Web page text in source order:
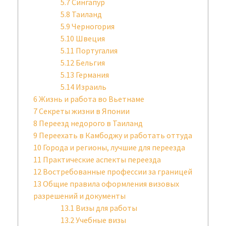
5.7Сингапур
5.8 Таиланд
5.9 Черногория
5.10 Швеция
5.11 Португалия
5.12 Бельгия
5.13 Германия
5.14 Израиль
6 Жизнь и работа во Вьетнаме
7Секреты жизни в Японии
8 Переезд недорого в Таиланд
9 Переехать в Камбоджу и работать оттуда
10 Города и регионы, лучшие для переезда
11 Практические аспекты переезда
12 Востребованные профессии за границей
13 Общие правила оформления визовых
разрешений и документы
13.1 Визы для работы
13.2Учебные визы